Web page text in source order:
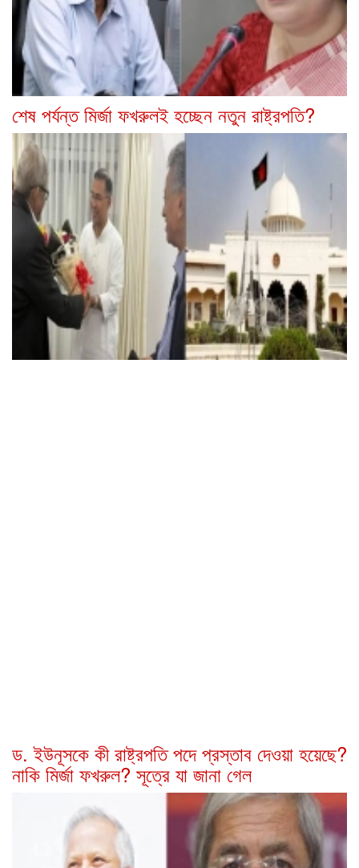
শেষ পর্যন্ত মির্জা ফখরুলই হচ্ছেন নতুন রাষ্ট্রপতি?
ড. ইউনূসকে কী রাষ্ট্রপতি পদে প্রস্তাব দেওয়া হয়েছে?
নাকি মির্জা ফখরুল? সূত্রে যা জানা গেল